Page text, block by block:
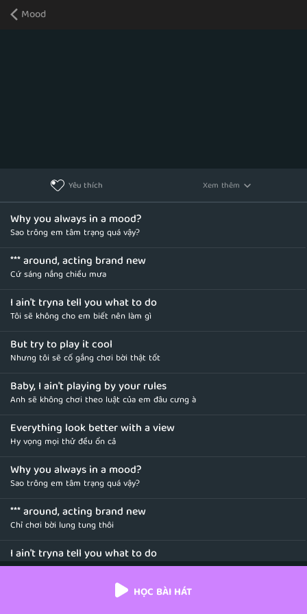
Mood
Yêu thích Xem thêm
Why you always in a mood?
Sao trông em tâm trạng quá vậy?
*** around, acting brand new
Cứ sáng nắng chiều mưa
I ain't tryna tell you what to do
Tôi sẽ không cho em biết nên làm gì
But try to play it cool
Nhưng tôi sẽ cố gắng chơi bời thật tốt
Baby, I ain't playing by your rules
Anh sẽ không chơi theo luật của em đâu cưng à
Everything look better with a view
Hy vọng mọi thử đều ổn cả
Why you always in a mood?
Sao trông em tâm trạng quá vậy?
*** around, acting brand new
Chỉ chơi bời lung tung thôi
I ain't tryna tell you what to do
Tôi sẽ không cho em biết nên làm gì
HỌC BÀI HÁT